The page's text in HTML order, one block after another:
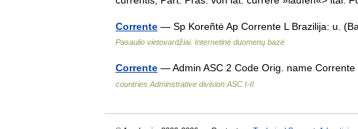
Corrente — Sp Koreñtė Ap Corrente L Brazilija: u.
Pasaulio vietovardžiai. Internetinė duomenų bazė
Corrente — Admin ASC 2 Code Orig. name
countries Adminstrative division ASC I-II